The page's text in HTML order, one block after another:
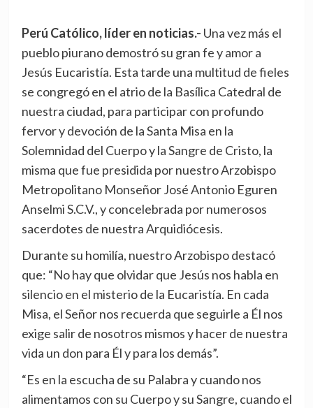
Perú Católico, líder en noticias.- Una vez más el
pueblo piurano demostró su gran fe y amor a
Jesús Eucaristía. Esta tarde una multitud de fieles
se congregó en el atrio de la Basílica Catedral de
nuestra ciudad, para participar con profundo
fervor y devoción de la Santa Misa en la
Solemnidad del Cuerpo y la Sangre de Cristo, la
misma que fue presidida por nuestro Arzobispo
Metropolitano Monseñor José Antonio Eguren
Anselmi S.C.V., y concelebrada por numerosos
sacerdotes de nuestra Arquidiócesis.
Durante su homilía, nuestro Arzobispo destacó
que: “No hay que olvidar que Jesús nos habla en
silencio en el misterio de la Eucaristía. En cada
Misa, el Señor nos recuerda que seguirle a Él nos
exige salir de nosotros mismos y hacer de nuestra
vida un don para Él y para los demás”.
“Es en la escucha de su Palabra y cuando nos
alimentamos con su Cuerpo y su Sangre, cuando el